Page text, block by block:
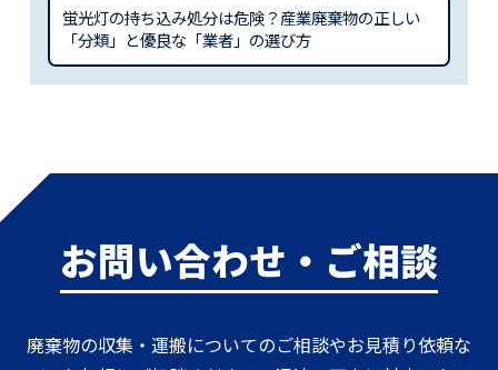
蛍光灯の持ち込み処分は危険？産業廃棄物の正しい
「分類」と優良な「業者」の選び方
お問い合わせ・ご相談
廃棄物の収集・運搬についてのご相談やお見積り依頼な